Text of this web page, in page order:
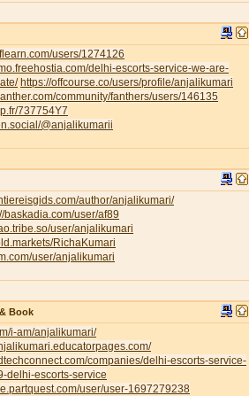
users/1274126
delhi-escorts-service-we-are-
https://offcourse.co/users/profile/anjalikumari
community/fanthers/users/146135
737754Y7
@anjalikumarii
author/anjalikumari/
baskadia.com/user/af89
user/anjalikumari
RichaKumari
user/anjalikumari
Book
i-am/anjalikumari/
companies/delhi-escorts-service-
delhi-escorts-service
user/user-1697279238